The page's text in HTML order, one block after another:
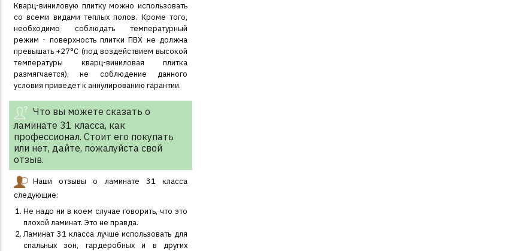
Кварц-виниловую плитку можно использовать
со всеми видами теплых полов. Кроме того,
необходимо соблюдать температурный
режим - поверхность плитки ПВХ не должна
превышать +27°С (под воздействием высокой
температуры кварц-виниловая плитка
размягчается), не соблюдение данного
условия приведет к аннулированию гарантии.
Что вы можете сказать о
ламинате 31 класса, как
профессионал. Стоит его покупать
или нет, дайте, пожалуйста свой
отзыв.
Наши отзывы о ламинате 31 класса
следующие:
Не надо ни в коем случае говорить, что это
плохой ламинат. Это не правда.
Ламинат 31 класса лучше использовать для
спальных зон, гардеробных и в других